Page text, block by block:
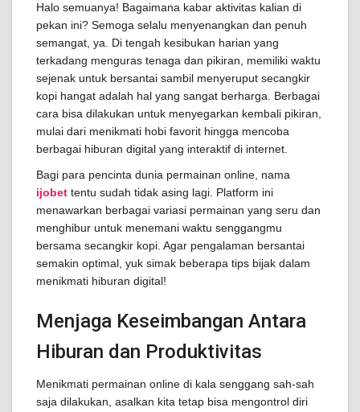
Halo semuanya! Bagaimana kabar aktivitas kalian di
pekan ini? Semoga selalu menyenangkan dan penuh
semangat, ya. Di tengah kesibukan harian yang
terkadang menguras tenaga dan pikiran, memiliki waktu
sejenak untuk bersantai sambil menyeruput secangkir
kopi hangat adalah hal yang sangat berharga. Berbagai
cara bisa dilakukan untuk menyegarkan kembali pikiran,
mulai dari menikmati hobi favorit hingga mencoba
berbagai hiburan digital yang interaktif di internet.
Bagi para pencinta dunia permainan online, nama
ijobet tentu sudah tidak asing lagi. Platform ini
menawarkan berbagai variasi permainan yang seru dan
menghibur untuk menemani waktu senggangmu
bersama secangkir kopi. Agar pengalaman bersantai
semakin optimal, yuk simak beberapa tips bijak dalam
menikmati hiburan digital!
Menjaga Keseimbangan Antara
Hiburan dan Produktivitas
Menikmati permainan online di kala senggang sah-sah
saja dilakukan, asalkan kita tetap bisa mengontrol diri